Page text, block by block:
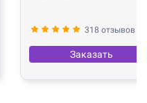
318 отзывов
Заказать